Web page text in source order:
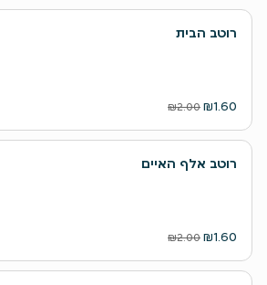
רוטב הבית
₪1.60
₪2.00
רוטב אלף האיים
₪1.60
₪2.00